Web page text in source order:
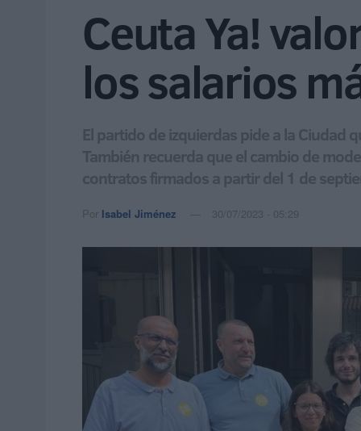
Ceuta Ya!
los salarios
El partido de izquierdas pide a la Ciudad
También recuerda que el cambio de
contratos firmados a partir del 1 de
Por Isabel Jiménez 30/07/2023 - 05:29